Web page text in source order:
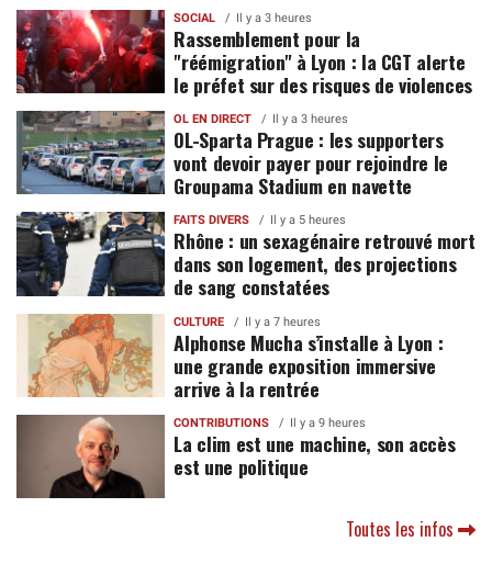
SOCIAL Il y a 3 heures
Rassemblement pour la
"réémigration" à Lyon : la CGT alerte
le préfet sur des risques de violences
OL EN DIRECT Il y a 3 heures
OL-Sparta Prague : les supporters
vont devoir payer pour rejoindre le
Groupama Stadium en navette
FAITS DIVERS Il y a 5 heures
Rhône : un sexagénaire retrouvé mort
dans son logement, des projections
de sang constatées
CULTURE Il y a 7 heures
Alphonse Mucha s’installe à Lyon :
une grande exposition immersive
arrive à la rentrée
CONTRIBUTIONS Il y a 9 heures
La clim est une machine, son accès
est une politique
Toutes les infos